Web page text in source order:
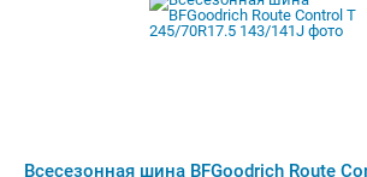
Всесезонная шина BFGoodrich Route